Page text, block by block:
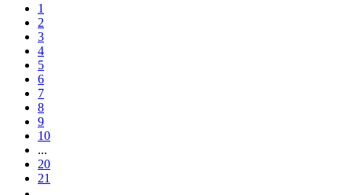
1
2
3
4
5
6
7
8
9
10
...
20
21